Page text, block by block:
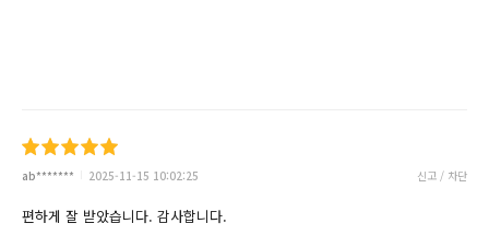
ab******* 2025-11-15 10:02:25 신고 / 차단
편하게 잘 받았습니다. 감사합니다.